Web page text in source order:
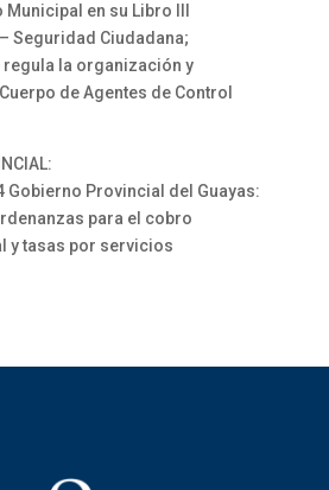
en su Libro III
Seguridad Ciudadana;
la organización y
de Agentes de Control
Gobierno Provincial del Guayas:
para el cobro
y tasas por servicios